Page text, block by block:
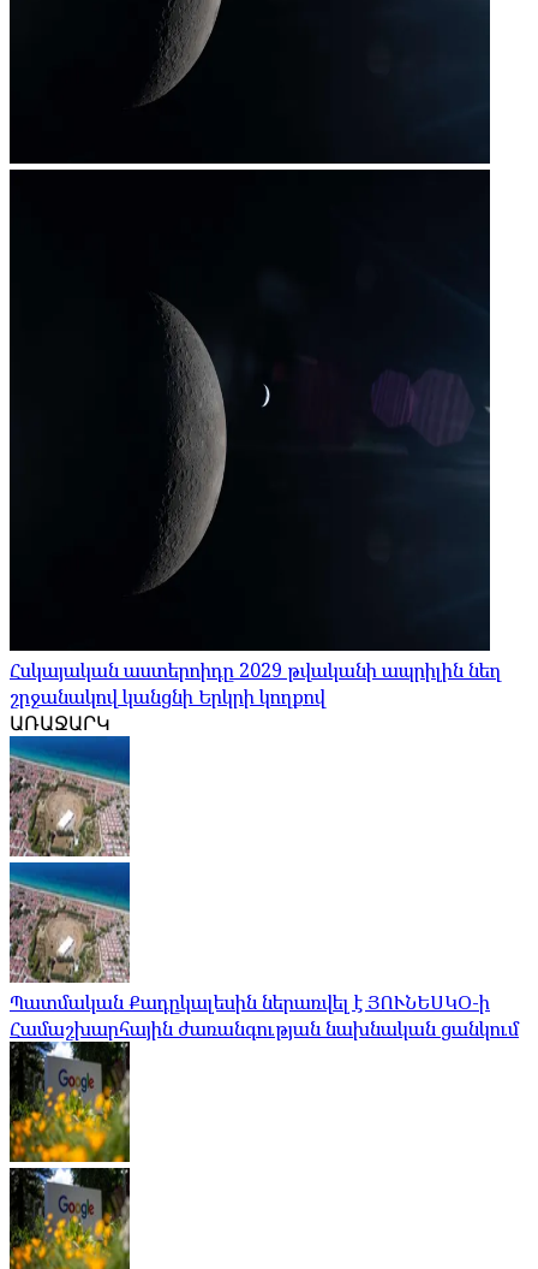
Հսկայական աստերոիդը 2029 թվականի ապրիլին նեղ
շրջանակով կանցնի Երկրի կողքով
ԱՌԱՋԱՐԿ
Պատմական Քադըկալեսին ներառվել է ՅՈՒՆԵՍԿՕ-ի
Համաշխարհային ժառանգության նախնական ցանկում